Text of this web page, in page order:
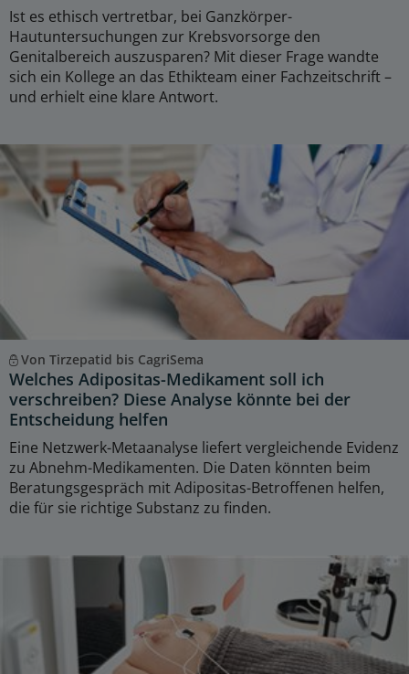
Ist es ethisch vertretbar, bei Ganzkörper-
Hautuntersuchungen zur Krebsvorsorge den
Genitalbereich auszusparen? Mit dieser Frage wandte
sich ein Kollege an das Ethikteam einer Fachzeitschrift –
und erhielt eine klare Antwort.
Von Tirzepatid bis CagriSema
Welches Adipositas-Medikament soll ich
verschreiben? Diese Analyse könnte bei der
Entscheidung helfen
Eine Netzwerk-Metaanalyse liefert vergleichende Evidenz
zu Abnehm-Medikamenten. Die Daten könnten beim
Beratungsgespräch mit Adipositas-Betroffenen helfen,
die für sie richtige Substanz zu finden.